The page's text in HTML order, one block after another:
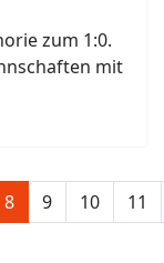
zum 1:0.
mit
8 9 10 11